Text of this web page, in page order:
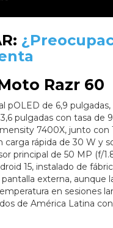
Razr 60
pOLED de 6,9
pulgadas con tasa de
7400X, junto
rápida de 30 W y
principal de 50 MP (f/
15, instalado de
externa,
en sesiones
de América Latina